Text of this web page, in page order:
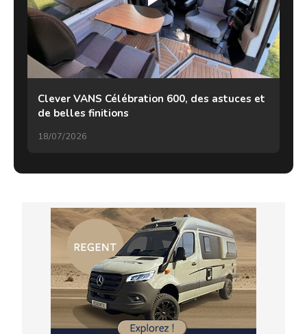
Clever VANS Célébration 600, des astuces et
de belles finitions
18/07/2026